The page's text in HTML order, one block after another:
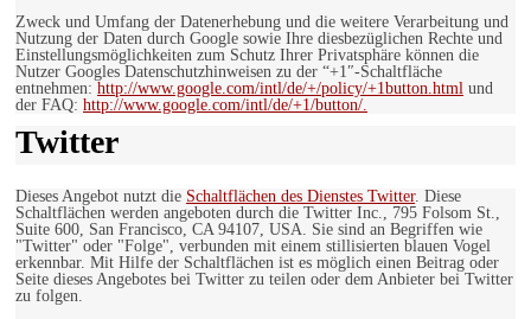
Zweck und Umfang der Datenerhebung und die weitere Verarbeitung und
Nutzung der Daten durch Google sowie Ihre diesbezüglichen Rechte und
Einstellungsmöglichkeiten zum Schutz Ihrer Privatsphäre können die
Nutzer Googles Datenschutzhinweisen zu der “+1″-Schaltfläche
entnehmen: http://www.google.com/intl/de/+/policy/+1button.html und
der FAQ: http://www.google.com/intl/de/+1/button/.
Twitter
Dieses Angebot nutzt die Schaltflächen des Dienstes Twitter. Diese
Schaltflächen werden angeboten durch die Twitter Inc., 795 Folsom St.,
Suite 600, San Francisco, CA 94107, USA. Sie sind an Begriffen wie
"Twitter" oder "Folge", verbunden mit einem stillisierten blauen Vogel
erkennbar. Mit Hilfe der Schaltflächen ist es möglich einen Beitrag oder
Seite dieses Angebotes bei Twitter zu teilen oder dem Anbieter bei Twitter
zu folgen.